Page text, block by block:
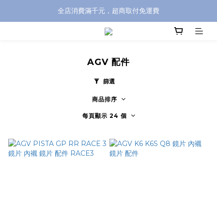
全店消費滿千元，超商取付免運費
全店消費滿千元，超商取付免運費
註冊即贈100元購物金，完整註冊加碼50元購物點數➟➟➟
AGV 配件
篩選
商品排序
每頁顯示 24 個